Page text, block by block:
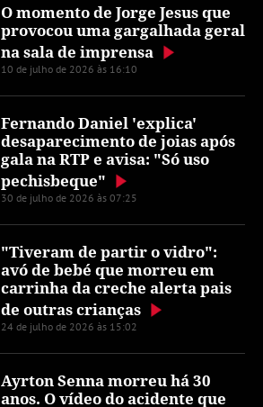
O momento de Jorge Jesus que
provocou uma gargalhada geral
na sala de imprensa
10 de julho de 2026 às 16:10
Fernando Daniel 'explica'
desaparecimento de joias após
gala na RTP e avisa: "Só uso
pechisbeque"
30 de julho de 2026 às 07:25
"Tiveram de partir o vidro":
avó de bebé que morreu em
carrinha da creche alerta pais
de outras crianças
24 de julho de 2026 às 15:02
Ayrton Senna morreu há 30
anos. O vídeo do acidente que